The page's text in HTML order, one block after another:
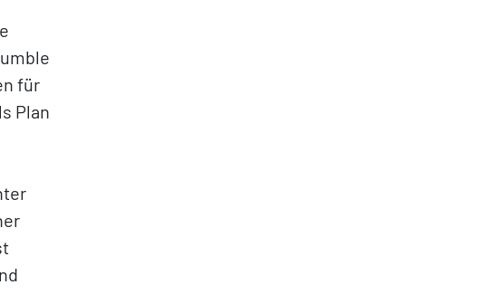
für
Plan